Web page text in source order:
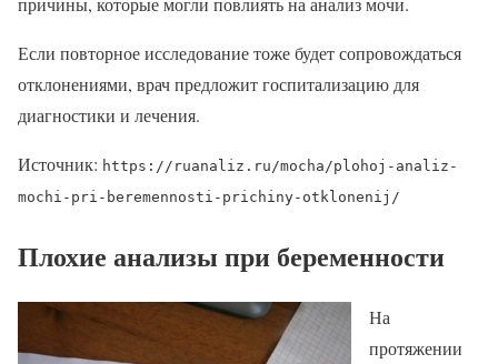
Если повторное исследование тоже будет сопровождаться
отклонениями, врач предложит госпитализацию для
диагностики и лечения.
Источник: https://ruanaliz.ru/mocha/plohoj-analiz-
mochi-pri-beremennosti-prichiny-otklonenij/
Плохие анализы при беременности
На
протяжении